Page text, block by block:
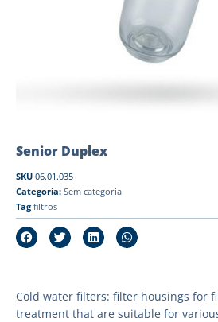
Senior Duplex
SKU 06.01.035
Categoria: Sem categoria
Tag filtros
Cold water filters: filter housings for
treatment that are suitable for